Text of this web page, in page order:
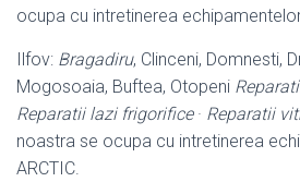
ocupa cu intretinerea
Ilfov: Bragadiru, Clinceni, Domnesti,
Mogosoaia, Buftea, Otopeni
Reparatii lazi frigorifice· Reparatii
noastra se ocupa cu intretinerea
ARCTIC.